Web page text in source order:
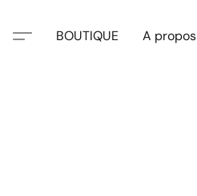
BOUTIQUE A propos